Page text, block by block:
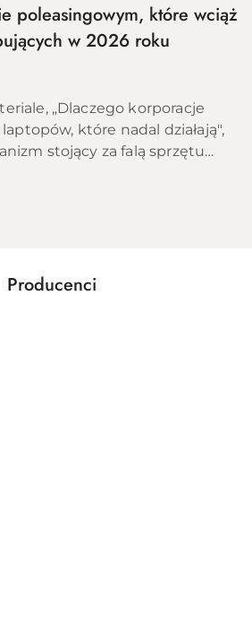
poleasingowym, które wciąż
w 2026 roku
„Dlaczego korporacje
które nadal działają",
stojący za falą sprzętu
i ekon...
producentów
Producenci